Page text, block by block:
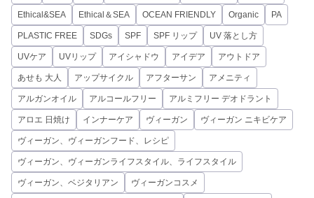
Ethical&SEA Ethical＆SEA OCEAN FRIENDLY Organic PA
PLASTIC FREE SDGs SPF SPF リップ UV 落とし方
UVケア UVリップ アイシャドウ アイデア アウトドア
あせも 大人 アップサイクル アフターサン アメニティ
アルガンオイル アルコールフリー アルミフリー デオドラント
アロエ 日焼け インナーケア ヴィーガン ヴィーガン ニキビケア
ヴィーガン、ヴィーガンフード、レシピ
ヴィーガン、ヴィーガンライフスタイル、ライフスタイル
ヴィーガン、ベジタリアン ヴィーガンコスメ